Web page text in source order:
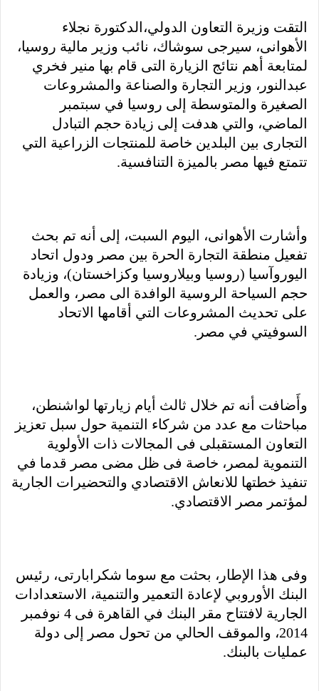
التقت وزيرة التعاون الدولي،الدكتورة نجلاء
الأهوانى، سيرجى سوشاك، نائب وزير مالية روسيا،
لمتابعة أهم نتائج الزيارة التى قام بها منير فخري
عبدالنور، وزير التجارة والصناعة والمشروعات
الصغيرة والمتوسطة إلى روسيا في سبتمبر
الماضي، والتي هدفت إلى زيادة حجم التبادل
التجارى بين البلدين خاصة للمنتجات الزراعية التي
تتمتع فيها مصر بالميزة التنافسية.
وأشارت الأهوانى، اليوم السبت، إلى أنه تم بحث
تفعيل منطقة التجارة الحرة بين مصر ودول اتحاد
اليوروآسيا (روسيا وبيلاروسيا وكزاخستان)، وزيادة
حجم السياحة الروسية الوافدة الى مصر، والعمل
على تحديث المشروعات التي أقامها الاتحاد
السوفيتي في مصر.
وأَضافت أنه تم خلال ثالث أيام زيارتها لواشنطن،
مباحثات مع عدد من شركاء التنمية حول سبل تعزيز
التعاون المستقبلى فى المجالات ذات الأولوية
التنموية لمصر، خاصة فى ظل مضى مصر قدما في
تنفيذ خطتها للانعاش الاقتصادي والتحضيرات الجارية
لمؤتمر مصر الاقتصادي.
وفى هذا الإطار، بحثت مع سوما شكرابارتى، رئيس
البنك الأوروبي لإعادة التعمير والتنمية، الاستعدادات
الجارية لافتتاح مقر البنك في القاهرة فى 4 نوفمبر
2014، والموقف الحالي من تحول مصر إلى دولة
عمليات بالبنك.